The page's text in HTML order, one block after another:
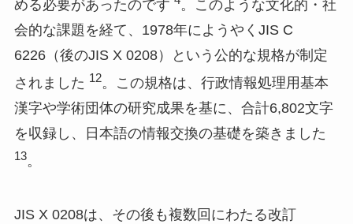
める必要があったのです
。このような文化的・社
会的な課題を経て、1978年にようやくJIS C
6226（後のJIS X 0208）という公的な規格が制定
されました 12。この規格は、行政情報処理用基本
漢字や学術団体の研究成果を基に、合計6,802文字
を収録し、日本語の情報交換の基礎を築きました
13。
JIS X 0208は、その後も複数回にわたる改訂